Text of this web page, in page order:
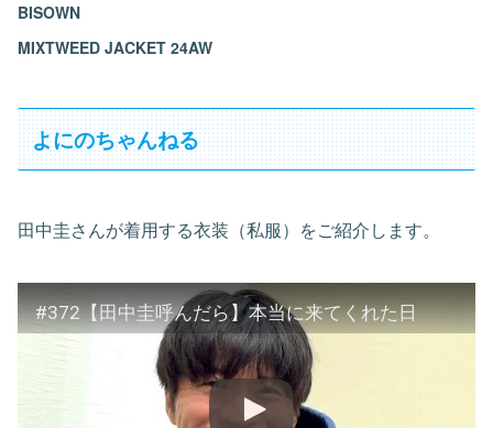
BISOWN
MIXTWEED JACKET 24AW
よにのちゃんねる
田中圭さんが着用する衣装（私服）をご紹介します。
#372【田中圭呼んだら】本当に来てくれた日